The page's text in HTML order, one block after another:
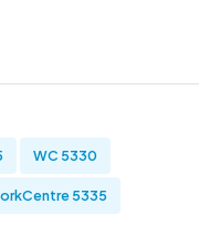
WC 5330
5335